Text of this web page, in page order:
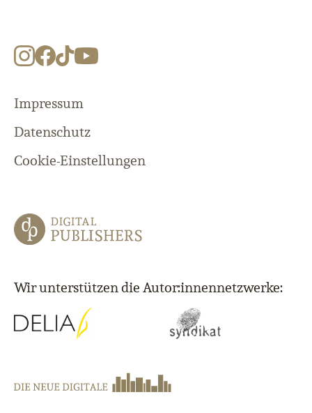
Impressum
Datenschutz
Cookie-Einstellungen
Wir unterstützen die Autor:innennetzwerke: